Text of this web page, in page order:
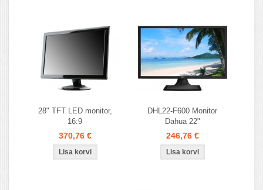
28" TFT LED monitor,
16:9
370,76 €
DHL22-F600 Monitor
Dahua 22"
246,76 €